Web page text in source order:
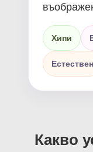
Хипи
Естествен
Какво